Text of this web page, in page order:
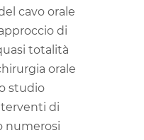
cavo orale
di
totalità
orale
studio
di
numerosi